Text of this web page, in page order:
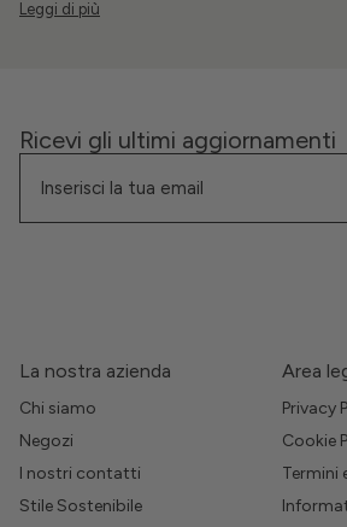
Ricevi gli ultimi aggiornamenti
La nostra azienda
Chi siamo
Negozi
I nostri contatti
Stile Sostenibile
Area
Privacy
Cookie
Termini